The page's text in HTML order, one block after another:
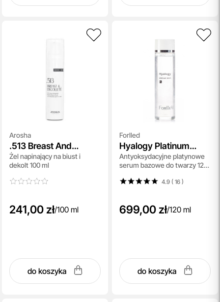
Arosha
.513 Breast And
Decollete
Żel napinający na biust i
dekolt 100 ml
241,00 zł/100 ml
do koszyka
Forlled
Hyalogy Platinum
Lotion
Antyoksydacyjne platynowe
serum bazowe do twarzy 120
4.9 ( 16)
699,00 zł/120 ml
do koszyka